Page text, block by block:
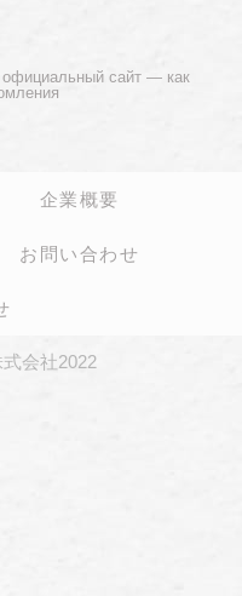
официальный сайт — как
企業概要
お問い合わせ
会社2022